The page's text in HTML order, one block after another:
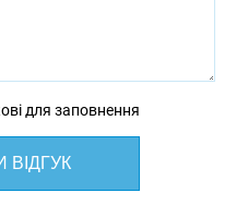
для заповнення
ВІДГУК